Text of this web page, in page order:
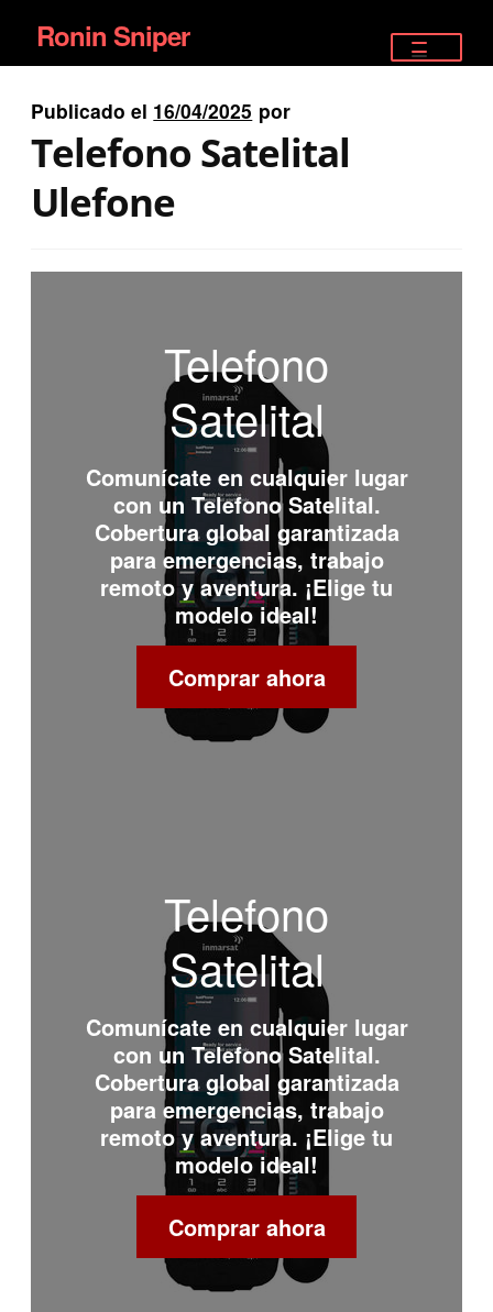
Ir
a
la
navegación
Ir
al
contenido
Ronin Sniper
EQUIPAMIENTO ÉLITE
PISTOLAS
Publicado el 16/04/2025 por
Telefono Satelital
Ulefone
Telefono
Satelital
Comunícate en cualquier lugar
con un Telefono Satelital.
Cobertura global garantizada
para emergencias, trabajo
remoto y aventura. ¡Elige tu
modelo ideal!
Comprar ahora
Telefono
Satelital
Comunícate en cualquier lugar
con un Telefono Satelital.
Cobertura global garantizada
para emergencias, trabajo
remoto y aventura. ¡Elige tu
modelo ideal!
Comprar ahora